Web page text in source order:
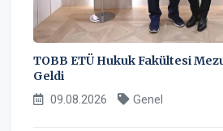
TOBB ETÜ Hukuk Fakültesi
Geldi
09.08.2026 Genel